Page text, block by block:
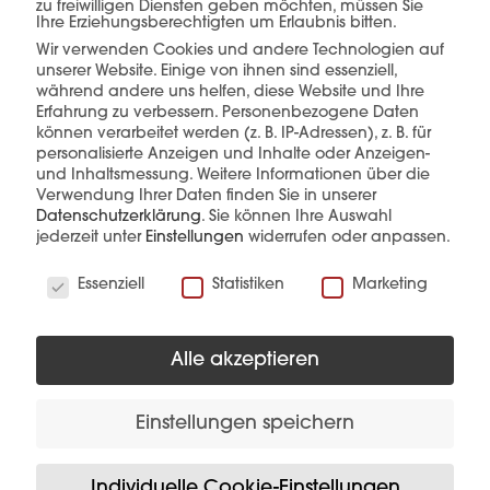
mehr erfahren
Diese Produkte könnten Sie auch
zu freiwilligen Diensten geben möchten, müssen Sie
Ihre Erziehungsberechtigten um Erlaubnis bitten.
Wir verwenden Cookies und andere Technologien auf
unserer Website. Einige von ihnen sind essenziell,
während andere uns helfen, diese Website und Ihre
Erfahrung zu verbessern. Personenbezogene Daten
können verarbeitet werden (z. B. IP-Adressen), z. B. für
personalisierte Anzeigen und Inhalte oder Anzeigen-
und Inhaltsmessung. Weitere Informationen über die
Verwendung Ihrer Daten finden Sie in unserer
Datenschutzerklärung. Sie können Ihre Auswahl
jederzeit unter Einstellungen widerrufen oder anpassen.
Essenziell
Statistiken Marketing
Alle akzeptieren
Einstellungen speichern